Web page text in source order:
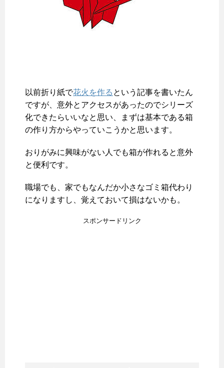
以前折り紙で花火を作る という記事を書いたん
ですが、意外とアクセスがあったのでシリーズ
化できたらいいなと思い、まずは基本である箱
の作り方からやっていこうかと思います。
おりがみに興味がない人でも箱が作れると意外
と便利です。
職場でも、家でもなんだか小さなゴミ箱代わり
になりますし、覚えておいて損はないかも。
スポンサードリンク